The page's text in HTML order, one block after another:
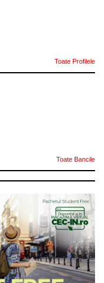
Toate Profilele
Toate Bancile